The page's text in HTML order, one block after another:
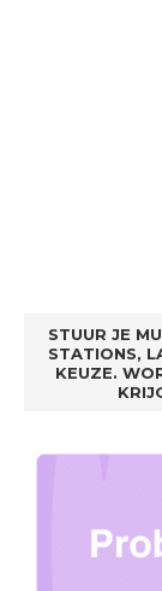
STUUR JE
STATIONS,
KEUZE.